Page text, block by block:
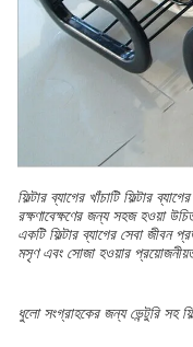
ফিল্টার ব্যাগের খাঁচাটি ফিল্টার
রক্ষণাবেক্ষণের জন্য সহজ হওয়া
একটি ফিল্টার ব্যাগের সেবা জীবন
মসৃণ এবং সোজা হওয়ার
ধুলো সংগ্রাহকের জন্য ভেন্টুরি সহ